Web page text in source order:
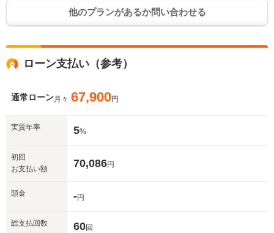
他のプランがあるか問い合わせる
ローン支払い（参考）
通常ローン月々 67,900円
実質年率 5%
初回
お支払い額
70,086円
頭金 -円
総支払回数 60回